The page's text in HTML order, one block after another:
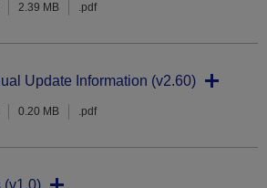
2.39 MB .pdf
Update Information (v2.60)
0.20 MB .pdf